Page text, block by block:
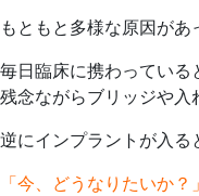
もともと多様な原因が
毎日臨床に携わってい
残念ながらブリッジや
逆にインプラントが入
「今、どうなりたいか